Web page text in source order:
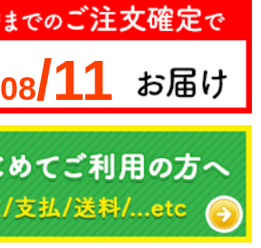
08/11